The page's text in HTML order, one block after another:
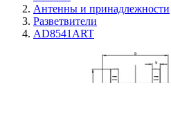
Антенны и принадлежности
Разветвители
AD8541ART